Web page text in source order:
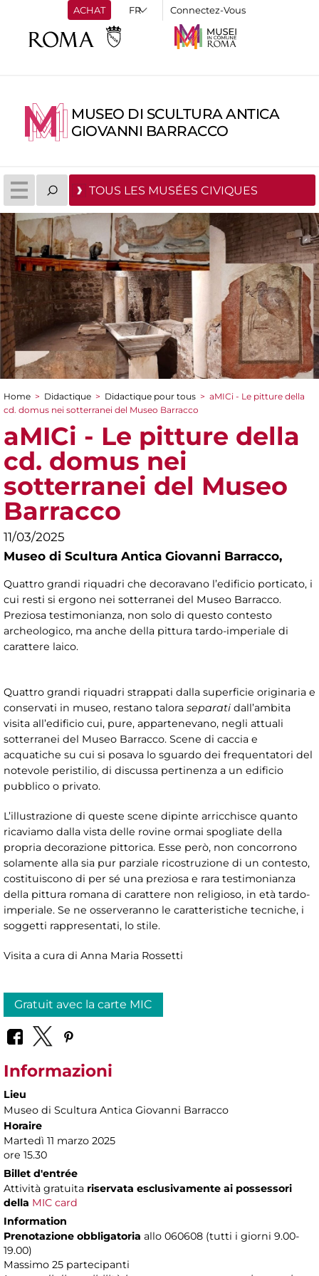
ACHAT Connectez-Vous
MUSEO DI SCULTURA ANTICA
GIOVANNI BARRACCO
TOUS LES MUSÉES CIVIQUES
You are here
Home > Didactique > Didactique pour tous > aMICi - Le pitture della
cd. domus nei sotterranei del Museo Barracco
aMICi - Le pitture della
cd. domus nei
sotterranei del Museo
Barracco
11/03/2025
Museo di Scultura Antica Giovanni Barracco,
Quattro grandi riquadri che decoravano l’edificio porticato, i
cui resti si ergono nei sotterranei del Museo Barracco.
Preziosa testimonianza, non solo di questo contesto
archeologico, ma anche della pittura tardo-imperiale di
carattere laico.
Quattro grandi riquadri strappati dalla superficie originaria e
conservati in museo, restano talora separati dall’ambita
visita all’edificio cui, pure, appartenevano, negli attuali
sotterranei del Museo Barracco. Scene di caccia e
acquatiche su cui si posava lo sguardo dei frequentatori del
notevole peristilio, di discussa pertinenza a un edificio
pubblico o privato.
L’illustrazione di queste scene dipinte arricchisce quanto
ricaviamo dalla vista delle rovine ormai spogliate della
propria decorazione pittorica. Esse però, non concorrono
solamente alla sia pur parziale ricostruzione di un contesto,
costituiscono di per sé una preziosa e rara testimonianza
della pittura romana di carattere non religioso, in età tardo-
imperiale. Se ne osserveranno le caratteristiche tecniche, i
soggetti rappresentati, lo stile.
Visita a cura di Anna Maria Rossetti
Gratuit avec la carte MIC
Informazioni
Lieu
Museo di Scultura Antica Giovanni Barracco
Horaire
Martedì 11 marzo 2025
ore 15.30
Billet d'entrée
Attività gratuita riservata esclusivamente ai possessori
della MIC card
Information
Prenotazione obbligatoria allo 060608 (tutti i giorni 9.00-
19.00)
Massimo 25 partecipanti